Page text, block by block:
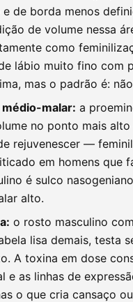
e de borda menos
de volume nessa
como
lábio muito fino com
mas o padrão é:
malar: a
no ponto mais
rejuvenescer —
em homens que
é sulco
alto.
o rosto masculino
lisa demais, testa
A toxina em dose
e as linhas de
o que cria cansaço